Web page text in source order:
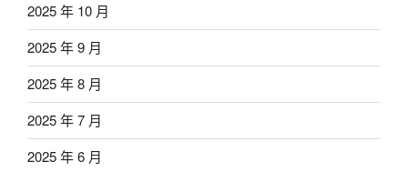
2025 年 10 月
2025 年 9 月
2025 年 8 月
2025 年 7 月
2025 年 6 月